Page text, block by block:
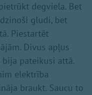
degviela. Bet
gludi, bet
Piestartēt
Divus apļus
pateikusi attā.
elektrība
braukt. Saucu to